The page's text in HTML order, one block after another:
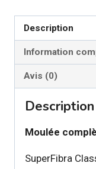
Description
Information
Avis (0)
Description
Moulée
SuperFibra